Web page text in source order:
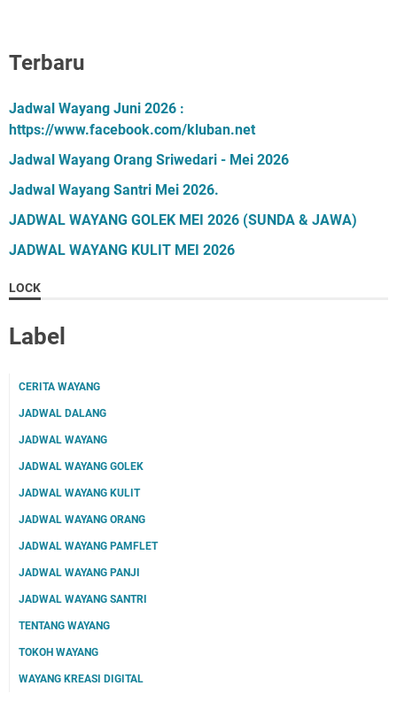
Terbaru
Jadwal Wayang Juni 2026 :
https://www.facebook.com/kluban.net
Jadwal Wayang Orang Sriwedari - Mei 2026
Jadwal Wayang Santri Mei 2026.
JADWAL WAYANG GOLEK MEI 2026 (SUNDA & JAWA)
JADWAL WAYANG KULIT MEI 2026
LOCK
Label
CERITA WAYANG
JADWAL DALANG
JADWAL WAYANG
JADWAL WAYANG GOLEK
JADWAL WAYANG KULIT
JADWAL WAYANG ORANG
JADWAL WAYANG PAMFLET
JADWAL WAYANG PANJI
JADWAL WAYANG SANTRI
TENTANG WAYANG
TOKOH WAYANG
WAYANG KREASI DIGITAL